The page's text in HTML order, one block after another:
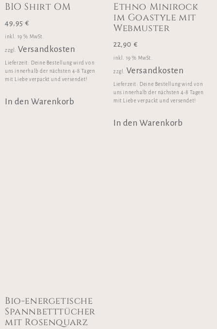
BIO Shirt OM
49,95 €
inkl. 19 % MwSt.
zzgl. Versandkosten
Lieferzeit: Deine Bestellung wird von
uns innerhalb der nächsten 4-8 Tagen
mit Liebe verpackt und versendet!
In den Warenkorb
Ethno Minirock
im Goastyle mit
Webmuster
22,90 €
inkl. 19 % MwSt.
zzgl. Versandkosten
Lieferzeit: Deine Bestellung wird von
uns innerhalb der nächsten 4-8 Tagen
mit Liebe verpackt und versendet!
In den Warenkorb
Bio-energetische
Spannbetttücher
mit Rosenquarz